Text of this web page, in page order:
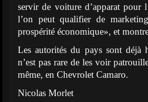
servir de voiture d’apparat pour
l’on peut qualifier de
prospérité économique», et
Les autorités du pays sont déjà
n’est pas rare de les voir
même, en Chevrolet Camaro.
Nicolas Morlet